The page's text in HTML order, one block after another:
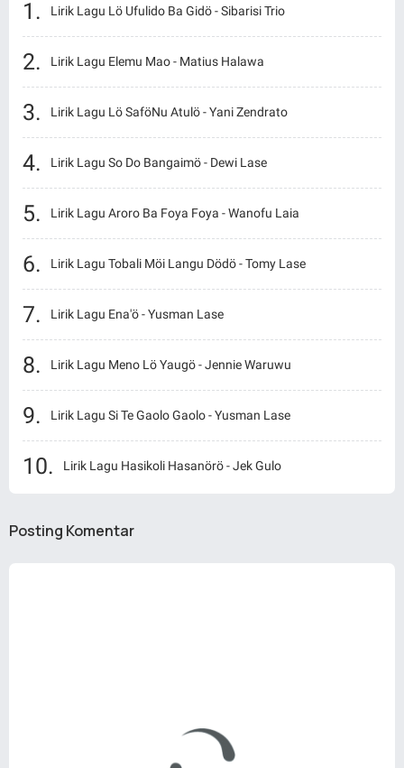
Lirik Lagu Lö Ufulido Ba Gidö - Sibarisi Trio
Lirik Lagu Elemu Mao - Matius Halawa
Lirik Lagu Lö SaföNu Atulö - Yani Zendrato
Lirik Lagu So Do Bangaimö - Dewi Lase
Lirik Lagu Aroro Ba Foya Foya - Wanofu Laia
Lirik Lagu Tobali Möi Langu Dödö - Tomy Lase
Lirik Lagu Ena'ö - Yusman Lase
Lirik Lagu Meno Lö Yaugö - Jennie Waruwu
Lirik Lagu Si Te Gaolo Gaolo - Yusman Lase
Lirik Lagu Hasikoli Hasanörö - Jek Gulo
Posting Komentar